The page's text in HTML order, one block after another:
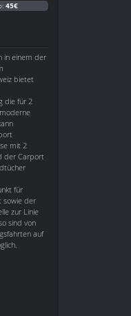
45€
in einem der
bietet
die für 2
mit 2
der Carport
für
sowie der
zur Linie
sind von
auf